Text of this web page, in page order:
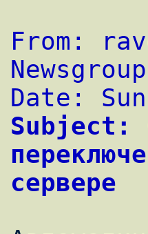
From:
Date:
Subject:
сервере